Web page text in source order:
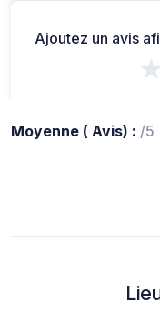
Ajoutez un avis
Moyenne ( Avis) : /5